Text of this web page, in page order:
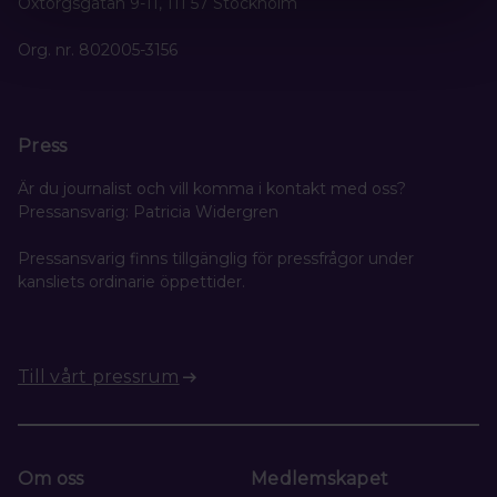
Org. nr. 802005-3156
Press
Är du journalist och vill komma i kontakt med oss?
Pressansvarig: Patricia Widergren
Pressansvarig finns tillgänglig för pressfrågor under
kansliets ordinarie öppettider.
Till vårt pressrum
Om oss Medlemskapet